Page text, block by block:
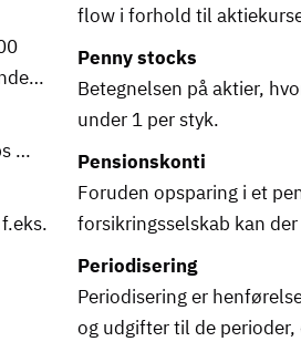
…
flow i forhold til
Penny stocks
Betegnelsen på aktier,
under 1 per styk.
Pensionskonti
Foruden opsparing i et
forsikringsselskab kan
Periodisering
Periodisering er
og udgifter til de